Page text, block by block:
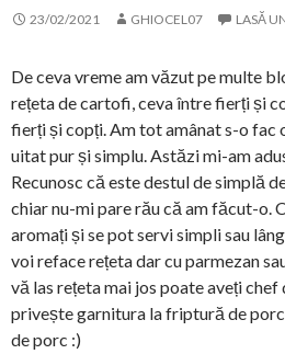
23/02/2021 GHIOCEL07 LASĂ
De ceva vreme am văzut pe multe
rețeta de cartofi, ceva între fierți și
fierți și copți. Am tot amânat s-o fac
uitat pur și simplu. Astăzi mi-am
Recunosc că este destul de simplă
chiar nu-mi pare rău că am făcut-o.
aromați și se pot servi simpli sau
voi reface rețeta dar cu parmezan
vă las rețeta mai jos poate aveți chef
privește garnitura la friptură de porc
de porc :)